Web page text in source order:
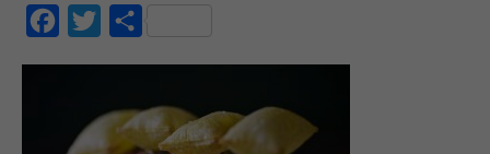
FacebookTwitter